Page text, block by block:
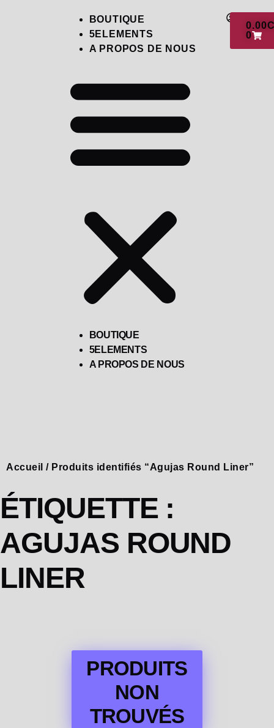
BOUTIQUE
5ELEMENTS
A PROPOS DE NOUS
BOUTIQUE
5ELEMENTS
A PROPOS DE NOUS
0.00
0
Accueil / Produits identifiés “Agujas Round Liner”
ÉTIQUETTE :
AGUJAS ROUND
LINER
PRODUITS
NON
TROUVÉS